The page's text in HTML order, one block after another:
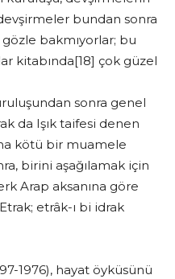
bundan sonra
bakmıyorlar; bu
kitabında[18] çok güzel
sonra genel
da Işık taifesi denen
kötü bir muamele
birini aşağılamak için
Arap aksanına göre
etrâk-ı bi idrak
1976), hayat öyküsünü